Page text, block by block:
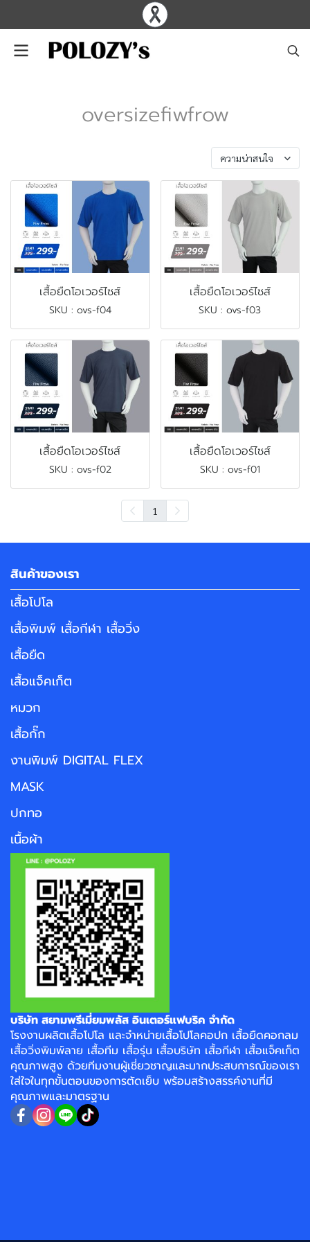
oversizefiwfrow
ความน่าสนใจ
เสื้อยืดโอเวอร์ไซส์
SKU : ovs-f04
เสื้อยืดโอเวอร์ไซส์
SKU : ovs-f03
เสื้อยืดโอเวอร์ไซส์
SKU : ovs-f02
เสื้อยืดโอเวอร์ไซส์
SKU : ovs-f01
1
สินค้าของเรา
เสื้อโปโล
เสื้อพิมพ์ เสื้อกีฬา เสื้อวิ่ง
เสื้อยืด
เสื้อแจ็คเก็ต
หมวก
เสื้อกั๊ก
งานพิมพ์ DIGITAL FLEX
MASK
ปกทอ
เนื้อผ้า
บริษัท สยามพรีเมี่ยมพลัส อินเตอร์แฟบริค จำกัด
โรงงานผลิตเสื้อโปโล และจำหน่ายเสื้อโปโลคอปก เสื้อยืดคอกลม
เสื้อวิ่งพิมพ์ลาย เสื้อทีม เสื้อรุ่น เสื้อบริษัท เสื้อกีฬา เสื้อแจ็คเก็ต
คุณภาพสูง ด้วยทีมงานผู้เชี่ยวชาญและมากประสบการณ์ของเรา
ใส่ใจในทุกขั้นตอนของการตัดเย็บ พร้อมสร้างสรรค์งานที่มี
คุณภาพและมาตรฐาน